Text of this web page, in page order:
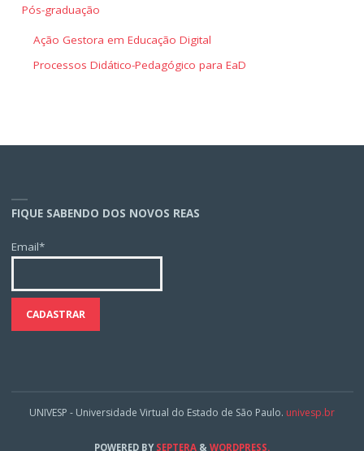
Pós-graduação
Ação Gestora em Educação Digital
Processos Didático-Pedagógico para EaD
FIQUE SABENDO DOS NOVOS REAS
Email*
UNIVESP - Universidade Virtual do Estado de São Paulo. univesp.br
POWERED BYSEPTERA & WORDPRESS.